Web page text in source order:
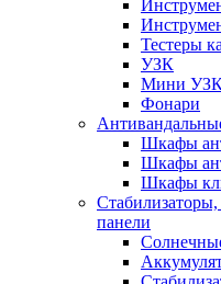
Тестеры
УЗК
Мини
Фонари
Шкафы
Шкафы
Шкафы
панели